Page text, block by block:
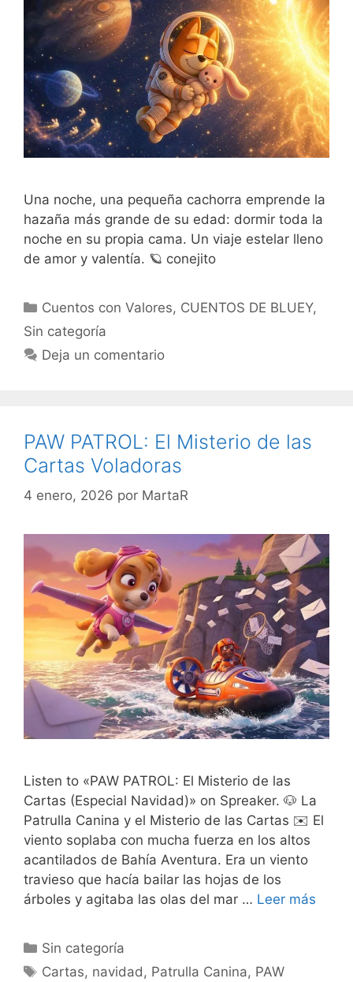
Una noche, una pequeña cachorra emprende la
hazaña más grande de su edad: dormir toda la
noche en su propia cama. Un viaje estelar lleno
de amor y valentía. 🪐 conejito
Categorías
Cuentos con Valores, CUENTOS DE BLUEY,
Sin categoría
Deja un comentario
PAW PATROL: El Misterio de las
Cartas Voladoras
4 enero, 2026 por MartaR
Listen to «PAW PATROL: El Misterio de las
Cartas (Especial Navidad)» on Spreaker. 🐶 La
Patrulla Canina y el Misterio de las Cartas ✉️ El
viento soplaba con mucha fuerza en los altos
acantilados de Bahía Aventura. Era un viento
travieso que hacía bailar las hojas de los
árboles y agitaba las olas del mar … Leer más
Categorías
Sin categoría
Etiquetas
Cartas, navidad, Patrulla Canina, PAW